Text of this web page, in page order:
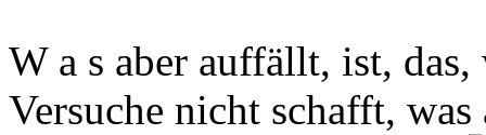
W a s aber auffällt, ist,
Versuche nicht schafft,